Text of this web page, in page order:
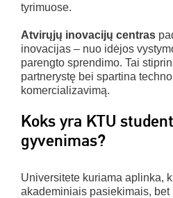
tyrimuose.
Atvirųjų inovacijų centras
inovacijas – nuo idėjos
parengto sprendimo. Tai
partnerystę bei spartina
komercializavimą.
Koks yra KTU
gyvenimas?
Universitete kuriama aplinka,
akademiniais pasiekimais, bet